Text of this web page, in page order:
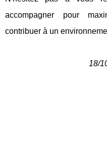
accompagner pour
contribuer à un
18/